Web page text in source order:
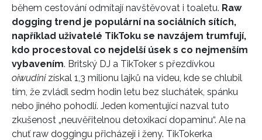
během cestování odmítají navštěvovat i toaletu. Raw
dogging trend je populární na sociálních sítích,
například uživatelé TikToku se navzájem trumfují,
kdo procestoval co nejdelší úsek s co nejmenším
vybavením. Britský DJ a TikToker s přezdívkou
oiwudinizískal 1,3 milionu lajků na videu, kde se chlubil
tím, že zvládl sedm hodin letu bez sluchátek, spánku
nebo jiného pohodlí. Jeden komentující nazval tuto
zkušenost „neuvěřitelnou detoxikací dopaminu“. Ale na
chuť raw doggingu přicházejí i ženy. TikTokerka